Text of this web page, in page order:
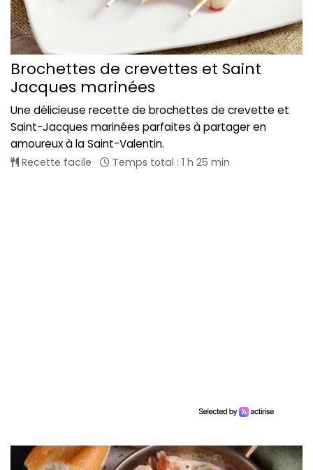
Brochettes de crevettes et Saint
Jacques marinées
Une délicieuse recette de brochettes de crevette et
Saint-Jacques marinées parfaites à partager en
amoureux à la Saint-Valentin.
Recette facile Temps total : 1 h 25 min